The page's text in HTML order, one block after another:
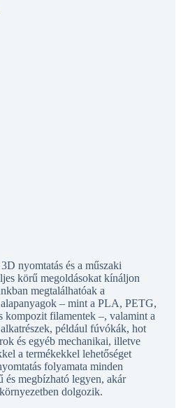
nyomtatás és a műszaki
körű megoldásokat kínáljon
megtalálhatóak a
– mint a PLA, PETG,
filamentek –, valamint a
például fúvókák, hot
és egyéb mechanikai, illetve
a termékekkel lehetőséget
folyamata minden
és megbízható legyen, akár
dolgozik.